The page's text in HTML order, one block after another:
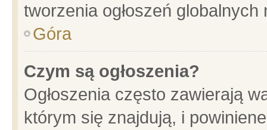
tworzenia ogłoszeń
Góra
Czym są ogłoszenia?
Ogłoszenia często zawierają
którym się znajdują, i